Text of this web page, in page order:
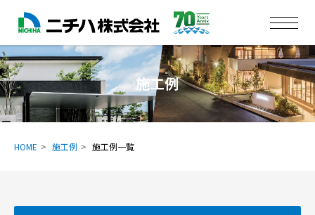
施工例
HOME 施工例 施工例一覧